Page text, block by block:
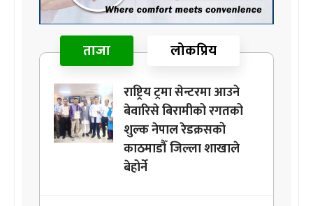
ताजा लोकप्रिय
राष्ट्रिय ट्रमा सेन्टरमा आउने
बेवारिसे बिरामीको रगतको
शुल्क नेपाल रेडक्रसको
काठमाडौँ जिल्ला शाखाले
बेहोर्ने